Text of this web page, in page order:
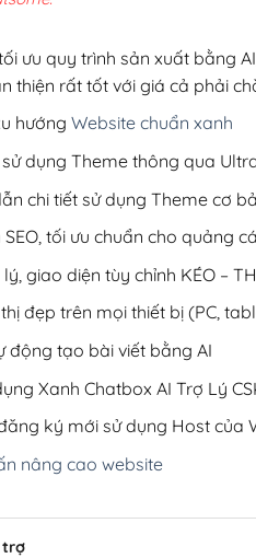
ưu quy trình sản xuất bằng
thiện rất tốt với giá cả phải
hướng Website chuẩn xanh
dụng Theme thông qua
chi tiết sử dụng Theme cơ
tối ưu chuẩn cho quảng
giao diện tùy chỉnh KÉO –
đẹp trên mọi thiết bị (PC,
động tạo bài viết bằng AI
Xanh Chatbox AI Trợ Lý
ký mới sử dụng Host của
nâng cao website
trợ